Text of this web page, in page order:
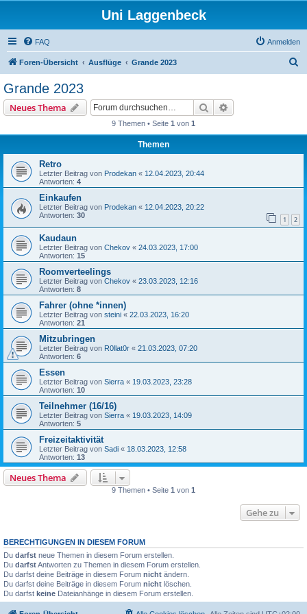
Uni Laggenbeck
FAQ Anmelden
Foren-Übersicht Ausflüge Grande 2023
Grande 2023
Neues Thema Suche
9 Themen • Seite 1 von 1
Themen
Retro
Letzter Beitrag von Prodekan « 12.04.2023, 20:44
Antworten: 4
Einkaufen
Letzter Beitrag von Prodekan « 12.04.2023, 20:22
Antworten: 30 1 2
Kaudaun
Letzter Beitrag von Chekov « 24.03.2023, 17:00
Antworten: 15
Roomverteelings
Letzter Beitrag von Chekov « 23.03.2023, 12:16
Antworten: 8
Fahrer (ohne *innen)
Letzter Beitrag von steini « 22.03.2023, 16:20
Antworten: 21
Mitzubringen
Letzter Beitrag von R0llat0r « 21.03.2023, 07:20
Antworten: 6
Essen
Letzter Beitrag von Sierra « 19.03.2023, 23:28
Antworten: 10
Teilnehmer (16/16)
Letzter Beitrag von Sierra « 19.03.2023, 14:09
Antworten: 5
Freizeitaktivität
Letzter Beitrag von Sadi « 18.03.2023, 12:58
Antworten: 13
Neues Thema
9 Themen • Seite 1 von 1
Gehe zu
BERECHTIGUNGEN IN DIESEM FORUM
Du darfst neue Themen in diesem Forum erstellen.
Du darfstAntworten zu Themen in diesem Forum erstellen.
Du darfst deine Beiträge in diesem Forum nicht ändern.
Du darfst deine Beiträge in diesem Forum nicht löschen.
Du darfst keine Dateianhänge in diesem Forum erstellen.